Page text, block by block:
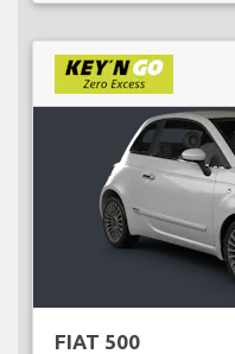
FIAT 500